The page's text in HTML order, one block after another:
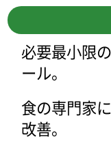
必要最小限
ール。
食の専門家
改善。